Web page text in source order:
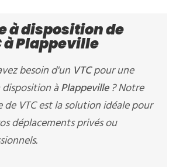
à disposition de
à Plappeville
besoin d'un VTCpour une
disposition àPlappeville? Notre
de VTC est la solution idéale pour
déplacements privés ou